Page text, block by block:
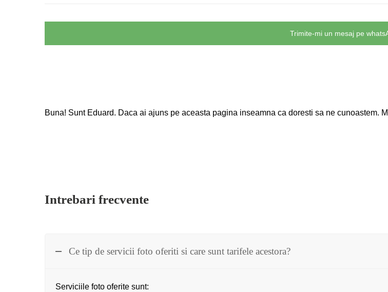
Trimite-mi un mesaj pe
Buna! Sunt Eduard. Daca ai ajuns pe aceasta pagina inseamna ca doresti sa ne cunoastem.
Intrebari frecvente
Ce tip de servicii foto oferiti si care sunt tarifele acestora?
Serviciile foto oferite sunt: